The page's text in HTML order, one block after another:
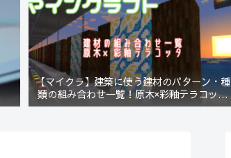
【マイクラ】建築に使う建材のパターン・種
類の組み合わせ一覧！原木×彩釉テラコッタ
編【Minecraft】